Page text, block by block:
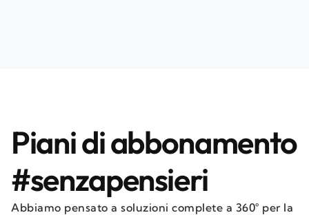
Piani di abbonamento
#senzapensieri
Abbiamo pensato a soluzioni complete a 360° per la